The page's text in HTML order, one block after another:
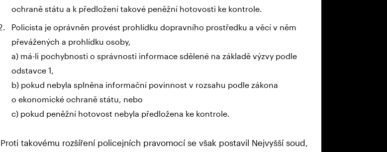
ochraně státu a k předložení takové peněžní hotovosti ke kontrole.
Policista je oprávněn provést prohlídku dopravního prostředku a věcí v něm
převážených a prohlídku osoby,
a) má-li pochybnosti o správnosti informace sdělené na základě výzvy podle
odstavce 1,
b) pokud nebyla splněna informační povinnost v rozsahu podle zákona
o ekonomické ochraně státu, nebo
c) pokud peněžní hotovost nebyla předložena ke kontrole.
Proti takovému rozšíření policejních pravomocí se však postavil Nejvyšší soud,